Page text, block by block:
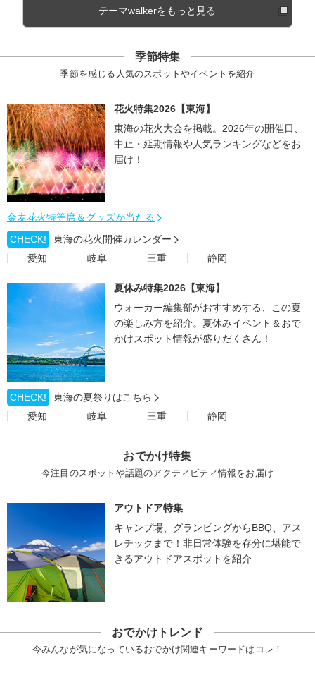
テーマwalkerをもっと見る
季節特集
季節を感じる人気のスポットやイベントを紹介
花火特集2026【東海】
東海の花火大会を掲載。2026年の開催日、
中止・延期情報や人気ランキングなどをお
届け！
金麦花火特等席＆グッズが当たる
CHECK!
東海の花火開催カレンダー
愛知
岐阜 三重 静岡
夏休み特集2026【東海】
ウォーカー編集部がおすすめする、この夏
の楽しみ方を紹介。夏休みイベント＆おで
かけスポット情報が盛りだくさん！
CHECK!
東海の夏祭りはこちら
愛知
岐阜 三重 静岡
おでかけ特集
今注目のスポットや話題のアクティビティ情報をお届け
アウトドア特集
キャンプ場、グランピングからBBQ、アス
レチックまで！非日常体験を存分に堪能で
きるアウトドアスポットを紹介
おでかけトレンド
今みんなが気になっているおでかけ関連キーワードはコレ！